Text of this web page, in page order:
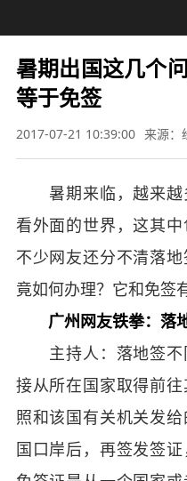
暑期出国这几个
等于免签
2017-07-21 10:39:00 来源：
暑期来临，越来越
看外面的世界，这其
不少网友还分不清落
竟如何办理？它和免签
广州网友铁拳：落
主持人：落地签不
接从所在国家取得前
照和该国有关机关发
国口岸后，再签发签证